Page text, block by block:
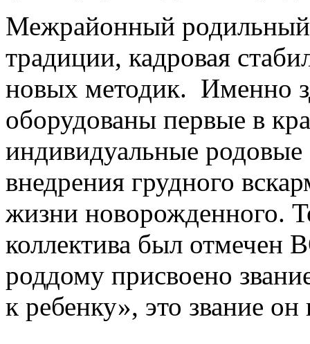
Межрайонный
традиции, кадровая
новых методик. Именно
оборудованы первые в
индивидуальные
внедрения грудного
жизни новорожденного.
коллектива был
роддому присвоено
к ребенку», это звание